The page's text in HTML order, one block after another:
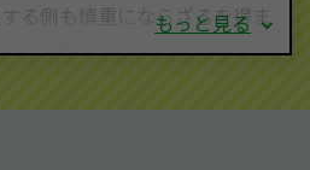
る側も慎重にならざるを得ま
する際はできるだけ車検証を
もっと見る